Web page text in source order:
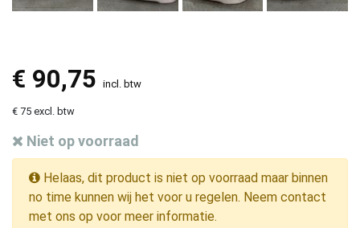
€ 90,75 incl. btw
€ 75 excl. btw
Niet op voorraad
Helaas, dit product is niet op voorraad maar binnen
no time kunnen wij het voor u regelen. Neem contact
met ons op voor meer informatie.